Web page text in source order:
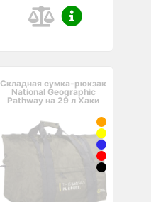
Складная сумка-рюкзак
National Geographic
Pathway на 29 л Хаки